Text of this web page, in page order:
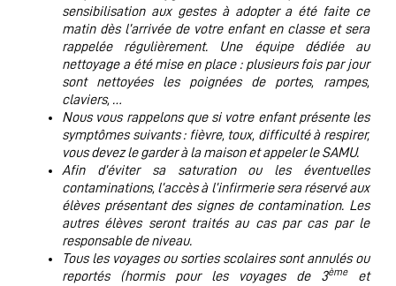
sensibilisation aux gestes à adopter a été faite ce
matin dès l’arrivée de votre enfant en classe et sera
rappelée régulièrement. Une équipe dédiée au
nettoyage a été mise en place : plusieurs fois par jour
sont nettoyées les poignées de portes, rampes,
claviers, …
Nous vous rappelons que si votre enfant présente les
symptômes suivants : fièvre, toux, difficulté à respirer,
vous devez le garder à la maison et appeler le SAMU.
Afin d’éviter sa saturation ou les éventuelles
contaminations, l’accès à l’infirmerie sera réservé aux
élèves présentant des signes de contamination. Les
autres élèves seront traités au cas par cas par le
responsable de niveau.
Tous les voyages ou sorties scolaires sont annulés ou
reportés (hormis pour les voyages de 3èmeet